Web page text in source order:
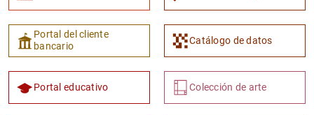
Portal del cliente
bancario
Catálogo de datos
Portal educativo Colección de arte